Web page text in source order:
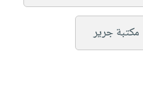
مكتبة جرير